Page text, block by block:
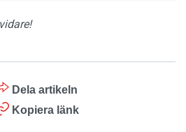
Dela artikeln
Kopiera länk